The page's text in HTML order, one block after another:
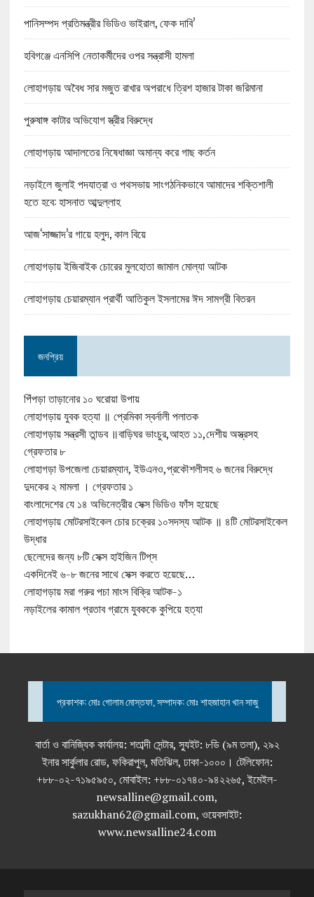
পানিসম্পদ প্রতিমন্ত্রীর ভিডিও ভাইরাল, ফেক দাবি’
হবিগঞ্জে এনসিপি নেতাকর্মীদের ওপর সন্ত্রাসী হামলা
লোহাগড়ায় অবৈধ সার মজুত রাখার অপরাধে ত্রিশ হাজার টাকা জরিমানা
পুরুষাঙ্গ কাটার অভিযোগ স্ত্রীর বিরুদ্ধে
লোহাগড়ায় আদালতের নিষেধাজ্ঞা অমান্য করে গাছ কর্তন
নড়াইলে জুলাই পদযাত্রা ও পথসভায় সাংগঠনিকভাবে আমাদের শক্তিশালী
হতে হবে: হাসনাত আব্দুল্লাহ
আজ‘সাজ্জাদ’র গায়ে হলুদ, কাল বিয়ে
লোহাগড়ায় ইজিবাইক চোরের মুলহোতা জামাল মোল্যা আটক
লোহাগড়ায় চেয়ারম্যান প্রার্থী আতিকুল ইসলামের ঈদ সামগ্রী বিতরন
জনপ্রিয়
পিঁপড়া তাড়ানোর ১০ ঘরোয়া উপায়
লোহাগড়ায় যুবক হত্যা ॥ প্রেমিকা স্বর্নালী পলাতক
লোহাগড়ায় সন্ত্রসী তান্ডব ॥বাড়িঘর ভাংচুর,আহত ১১,দেশীয় অস্ত্রসহ
গ্রেফতার ৮
লোহাগড়া উপজেলা চেয়ারম্যান, ইউএনও,প্রকৌশলীসহ ৬ জনের বিরুদ্ধে
দুদকের ২ মামলা । গ্রেফতার ১
বাংলাদেশের যে ১৪ অভিনেত্রীর সেক্স ভিডিও ফাঁস হয়েছে
লোহাগড়ায় মোটরসাইকেল চোর চক্রের ১০সদস্য আটক ॥ ৪টি মোটরসাইকেল
উদ্ধার
ছেলেদের জন্য ৮টি সেক্স হাইজিন টিপ্‌স
একদিনেই ৬-৮ জনের সাথে সেক্স করতে হয়েছে…
লোহাগড়ায় মরা গরুর পচা মাংস বিক্রি আটক-১
নড়াইলের কামাল প্রতাব গ্রামে যুবককে কুপিয়ে হত্যা
প্রকাশক: মোঃ গোলাম মোস্তফা, সম্পাদক: মোঃ শাহজাহান খান সাজু
বার্তা ও বানিজ্যিক কার্যালয়: শতাব্দী সেন্টার, স্যুইট: ৮ডি (৯ম তলা), ২৯২
ইনার সার্কুলার রোড, ফকিরাপুল, মতিঝিল, ঢাকা-১০০০। টেলিফোন:
+৮৮-০২-৭১৯৫৯৫০, মোবাইল: +৮৮-০১৭৪০-৯৪২২৬৫, ইমেইল-
newsalline@gmail.com,
sazukhan62@gmail.com, ওয়েবসাইট:
www.newsalline24.com